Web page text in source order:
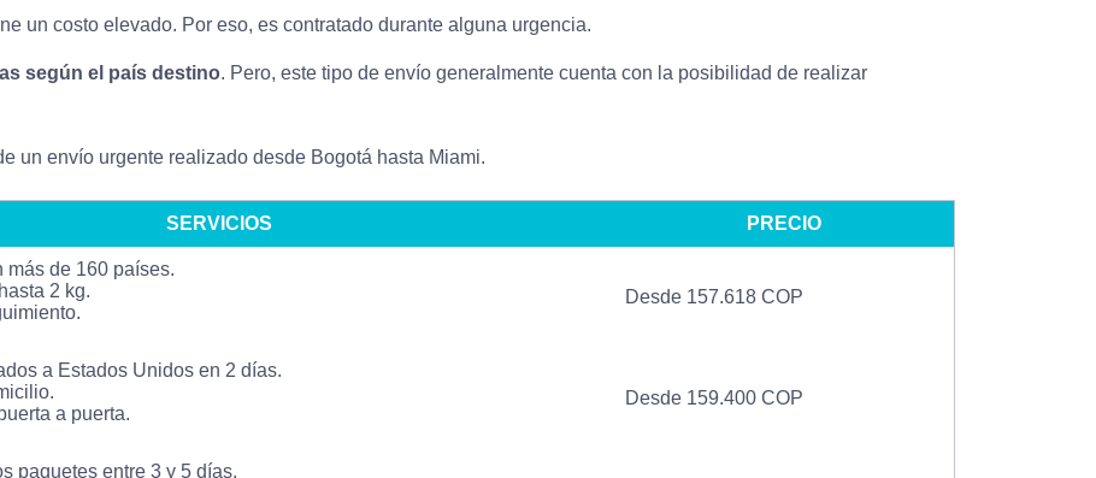
un costo elevado. Por eso, es contratado durante alguna urgencia.
según el país destino. Pero, este tipo de envío generalmente cuenta con la posibilidad de realizar
un envío urgente realizado desde Bogotá hasta Miami.
SERVICIOS PRECIO
más de 160 países.
2 kg.
Desde 157.618 COP
a Estados Unidos en 2 días.
a puerta.
Desde 159.400 COP
paquetes entre 3 y 5 días.